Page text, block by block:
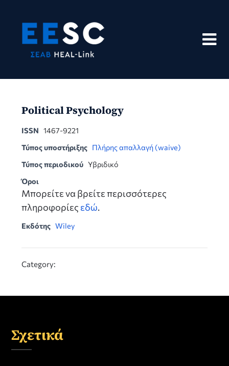
content
Political Psychology
ISSN 1467-9221
Τύπος υποστήριξης Πλήρης απαλλαγή (waive)
Τύπος περιοδικού Υβριδικό
Όροι
Μπορείτε να βρείτε περισσότερες
πληροφορίες εδώ.
Εκδότης Wiley
Category:
Σχετικά